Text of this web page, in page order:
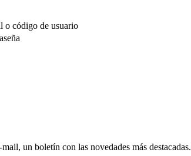
o código de usuario
un boletín con las novedades más destacadas.